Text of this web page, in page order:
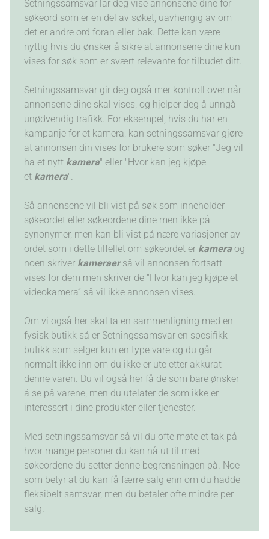
Setningssamsvar lar deg vise annonsene dine for
søkeord som er en del av søket, uavhengig av om
det er andre ord foran eller bak. Dette kan være
nyttig hvis du ønsker å sikre at annonsene dine kun
vises for søk som er svært relevante for tilbudet ditt.
Setningssamsvar gir deg også mer kontroll over når
annonsene dine skal vises, og hjelper deg å unngå
unødvendig trafikk. For eksempel, hvis du har en
kampanje for et kamera, kan setningssamsvar gjøre
at annonsen din vises for brukere som søker "Jeg vil
ha et nytt kamera" eller "Hvor kan jeg kjøpe
et kamera".
Så annonsene vil bli vist på søk som inneholder
søkeordet eller søkeordene dine men ikke på
synonymer, men kan bli vist på nære variasjoner av
ordet som i dette tilfellet om søkeordet er kamera og
noen skriver kameraerså vil annonsen fortsatt
vises for dem men skriver de “Hvor kan jeg kjøpe et
videokamera” så vil ikke annonsen vises.
Om vi også her skal ta en sammenligning med en
fysisk butikk så er Setningssamsvar en spesifikk
butikk som selger kun en type vare og du går
normalt ikke inn om du ikke er ute etter akkurat
denne varen. Du vil også her få de som bare ønsker
å se på varene, men du utelater de som ikke er
interessert i dine produkter eller tjenester.
Med setningssamsvar så vil du ofte møte et tak på
hvor mange personer du kan nå ut til med
søkeordene du setter denne begrensningen på. Noe
som betyr at du kan få færre salg enn om du hadde
fleksibelt samsvar, men du betaler ofte mindre per
salg.